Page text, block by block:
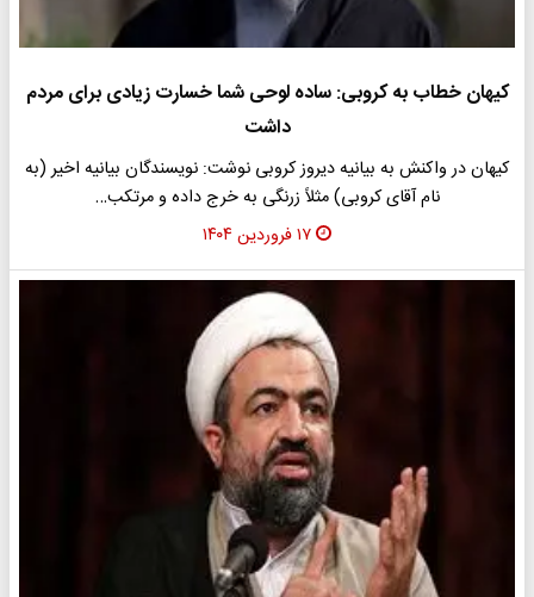
کیهان خطاب به کروبی: ساده لوحی شما خسارت زیادی برای مردم
داشت
کیهان در واکنش به بیانیه دیروز کروبی نوشت: نویسندگان بیانیه اخیر (به
نام آقای کروبی) مثلاً زرنگی به خرج داده و مرتکب…
۱۷ فروردین ۱۴۰۴